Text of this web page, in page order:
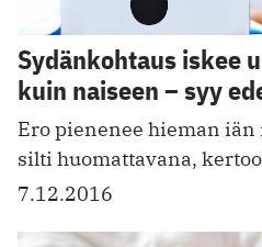
Sydänkohtaus iskee
kuin naiseen – syy
Ero pienenee hieman
silti huomattavana,
7.12.2016